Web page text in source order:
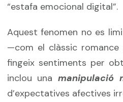
“estafa emocional digital”.
Aquest fenomen no es
—com el clàssic romance
fingeix sentiments per
inclou una manipulació
d’expectatives afectives